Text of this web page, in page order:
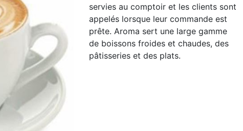
servies au comptoir et les clients sont
appelés lorsque leur commande est
prête. Aroma sert une large gamme
de boissons froides et chaudes, des
pâtisseries et des plats.